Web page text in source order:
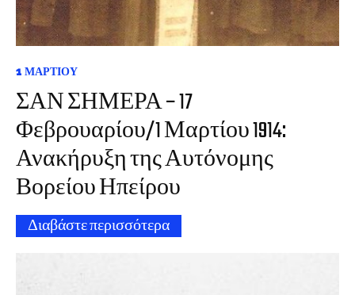
1 ΜΑΡΤΊΟΥ
ΣΑΝ ΣΗΜΕΡΑ – 17
Φεβρουαρίου/1 Μαρτίου 1914:
Ανακήρυξη της Αυτόνομης
Βορείου Ηπείρου
Διαβάστε περισσότερα